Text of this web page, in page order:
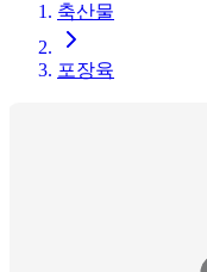
축산물
포장육